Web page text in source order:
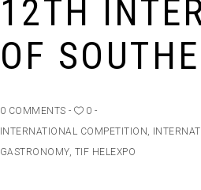
12TH
OF
0 COMMENTS
0
INTERNATIONAL COMPETITION
GASTRONOMY, TIF HELEXPO